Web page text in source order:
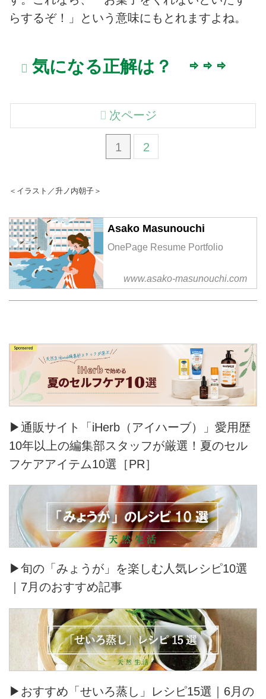
らするぞ！」という意味にもとれますよね。
気になる正解は？ ⇨ ⇨ ⇨
1 2
次ページ
＜イラスト／升ノ内朝子＞
Asako Masunouchi
OnePage Resume Portfolio
www.asako-masunouchi.com
▶通販サイト「iHerb（アイハーブ）」愛用歴
10年以上の編集部スタッフが厳選！夏のセル
フケアアイテム10選［PR］
▶旬の「みょうが」を楽しむ人気レシピ10選
｜7月のおすすめ記事
▶おすすめ「せいろ蒸し」レシピ15選｜6月の